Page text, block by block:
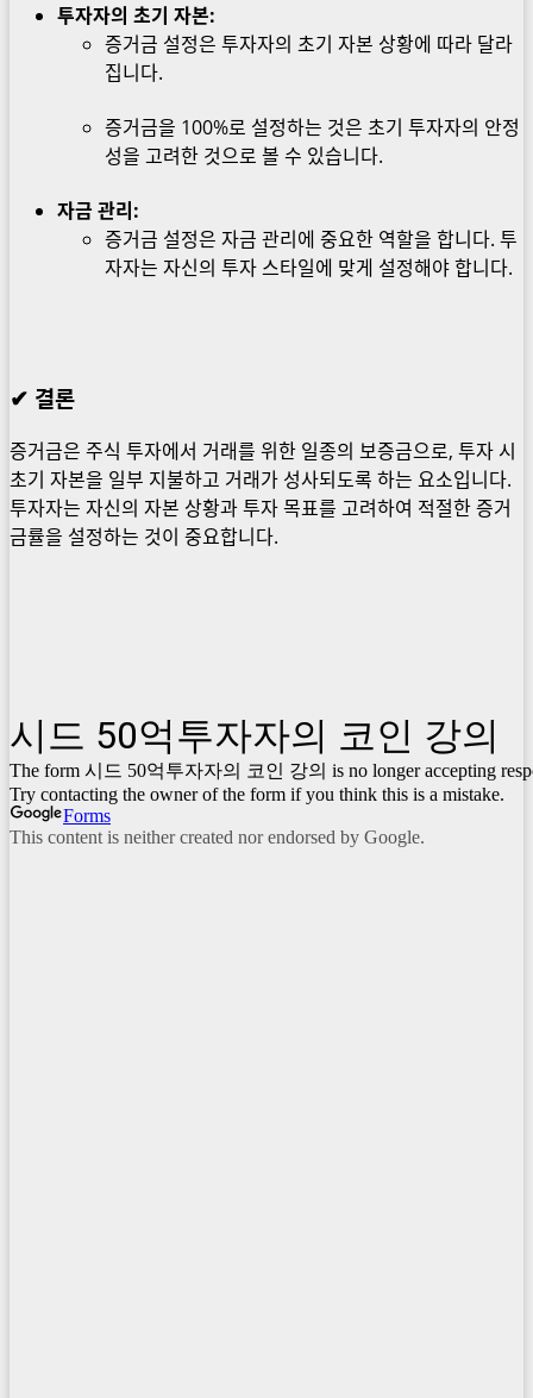
투자자의 초기 자본:
증거금 설정은 투자자의 초기 자본 상황에 따라 달라
집니다.
증거금을 100%로 설정하는 것은 초기 투자자의 안정
성을 고려한 것으로 볼 수 있습니다.
자금 관리:
증거금 설정은 자금 관리에 중요한 역할을 합니다. 투
자자는 자신의 투자 스타일에 맞게 설정해야 합니다.
✔ 결론
증거금은 주식 투자에서 거래를 위한 일종의 보증금으로, 투자 시
초기 자본을 일부 지불하고 거래가 성사되도록 하는 요소입니다.
투자자는 자신의 자본 상황과 투자 목표를 고려하여 적절한 증거
금률을 설정하는 것이 중요합니다.